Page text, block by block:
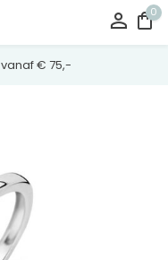
0
vanaf € 75,-